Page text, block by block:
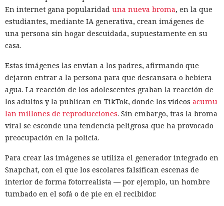
En internet gana popularidad una nueva broma, en la que
estudiantes, mediante IA generativa, crean imágenes de
una persona sin hogar descuidada, supuestamente en su
casa.
Estas imágenes las envían a los padres, afirmando que
dejaron entrar a la persona para que descansara o bebiera
agua. La reacción de los adolescentes graban la reacción de
los adultos y la publican en TikTok, donde los videos acumu
lan millones de reproducciones. Sin embargo, tras la broma
viral se esconde una tendencia peligrosa que ha provocado
preocupación en la policía.
Para crear las imágenes se utiliza el generador integrado en
Snapchat, con el que los escolares falsifican escenas de
interior de forma fotorrealista — por ejemplo, un hombre
tumbado en el sofá o de pie en el recibidor.